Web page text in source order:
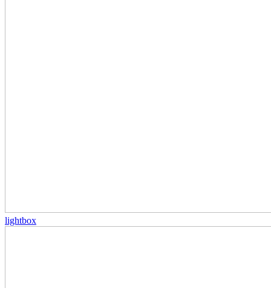
lightbox